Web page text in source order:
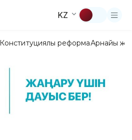
KZ
Конституциялық реформаАрнайы